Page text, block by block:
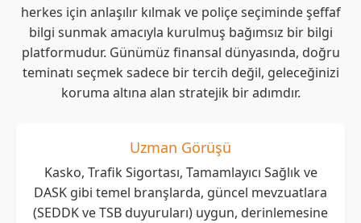
herkes için anlaşılır kılmak ve poliçe seçiminde şeffaf
bilgi sunmak amacıyla kurulmuş bağımsız bir bilgi
platformudur. Günümüz finansal dünyasında, doğru
teminatı seçmek sadece bir tercih değil, geleceğinizi
koruma altına alan stratejik bir adımdır.
Uzman Görüşü
Kasko, Trafik Sigortası, Tamamlayıcı Sağlık ve
DASK gibi temel branşlarda, güncel mevzuatlara
(SEDDK ve TSB duyuruları) uygun, derinlemesine